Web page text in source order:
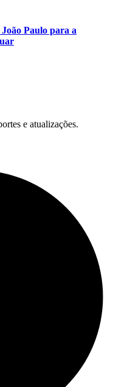
Paulo para a
e atualizações.